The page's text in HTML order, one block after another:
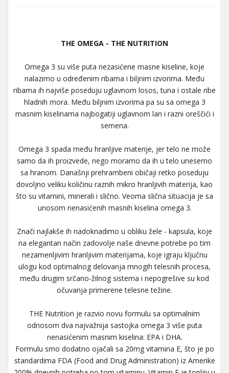
THE OMEGA - THE NUTRITION
Omega 3 su više puta nezasićene masne kiseline, koje
nalazimo u određenim ribama i biljnim izvorima. Među
ribama ih najviše poseduju uglavnom losos, tuna i ostale ribe
hladnih mora. Među biljnim izvorima pa su sa omega 3
masnim kiselinama najbogatiji uglavnom lan i razni oreščići i
semena.
Omega 3 spada među hranljive materije, jer telo ne može
samo da ih proizvede, nego moramo da ih u telo unesemo
sa hranom. Današnji prehrambeni običaji retko poseduju
dovoljno veliku količinu raznih mikro hranljivih materija, kao
što su vitamini, minerali i slično. Veoma slična situacija je sa
unosom nenasićenih masnih kiselina omega 3.
Znači najlakše ih nadoknadimo u obliku žele - kapsula, koje
na elegantan način zadovolje naše dnevne potrebe po tim
nezamenljivim hranljivim materijama, koje igraju ključnu
ulogu kod optimalnog delovanja mnogih telesnih procesa,
među drugim srčano-žilnog sistema i nepogrešive su kod
očuvanja primerene telesne težine.
THE Nutrition je razvio novu formulu sa optimalnim
odnosom dva najvažnija sastojka omega 3 više puta
nenasićenim masnim kiselina: EPA i DHA.
Formulu smo dodatno ojačali sa 20mg vitamina E, što je po
standardima FDA (Food and Drug Administration) iz Amerike